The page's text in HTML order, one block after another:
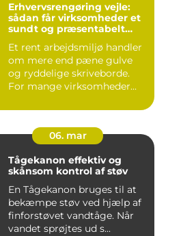
Erhvervsrengøring vejle:
sådan får virksomheder et
sundt og præsentabelt
Et rent arbejdsmiljø handler
om mere end pæne gulve
og ryddelige skriveborde.
For mange virksomheder...
06. mar
Tågekanon effektiv og
skånsom kontrol af støv
En Tågekanon bruges til at
bekæmpe støv ved hjælp af
finforstøvet vandtåge. Når
vandet sprøjtes ud s...